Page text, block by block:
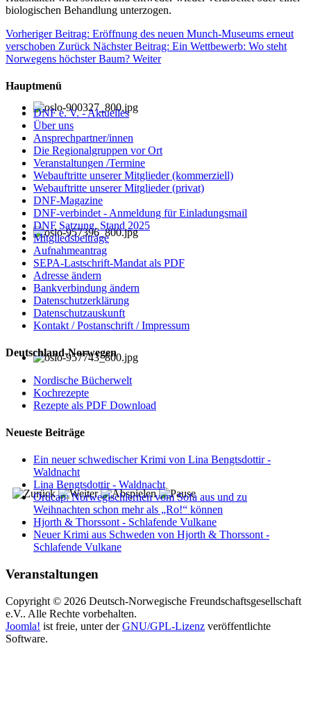
biologischen Behandlung unterzogen.
Vorheriger Beitrag: Eröffnung des neuen Munch-Museums erneut
verschoben Zurück Nächster Beitrag: Ein Wettbewerb: Wo steht
Norwegens höchster Baum? Weiter
Hauptmenü
DNF e. V. - Aktuelles
Über uns
Ansprechpartner/innen
Die Regionalgruppen vor Ort
Veranstaltungen /Termine
Webauftritte unserer Mitglieder (kommerziell)
Webauftritte unserer Mitglieder (privat)
DNF-Magazine
DNF-verbindet - Anmeldung für Einladungsmail
DNF Satzung, Stand 2025
Mitgliedsbeiträge
Aufnahmeantrag
SEPA-Lastschrift-Mandat als PDF
Adresse ändern
Bankverbindung ändern
Datenschutzerklärung
Datenschutzauskunft
Kontakt / Postanschrift / Impressum
Deutschland-Norwegen
Nordische Bücherwelt
Kochrezepte
Rezepte als PDF Download
Neueste Beiträge
Ein neuer schwedischer Krimi von Lina Bengtsdottir -
Waldnacht
Lina Bengtsdottir - Waldnacht
Ordcap: Norwegischlernen vom Sofa aus und zu
Weihnachten schon mehr als „Ro!“ können
Hjorth & Thorssont - Schlafende Vulkane
Neuer Krimi aus Schweden von Hjorth & Thorssont -
Schlafende Vulkane
Veranstaltungen
Copyright © 2026 Deutsch-Norwegische Freundschaftsgesellschaft
e.V.. Alle Rechte vorbehalten.
Joomla! ist freie, unter derGNU/GPL-Lizenz veröffentlichte
Software.